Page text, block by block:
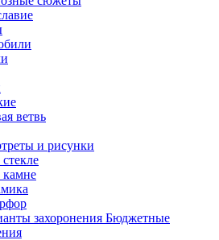
ветвь
и рисунки
Бюджетные